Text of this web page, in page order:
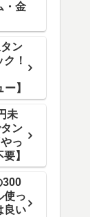
・金
ン
！
】
未
ン
っ
】
300
使っ
良い